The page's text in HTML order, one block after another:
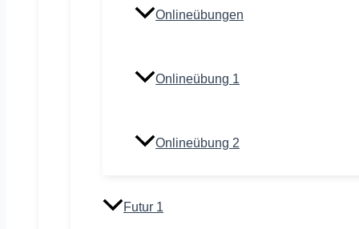
Onlineübungen
Onlineübung 1
Onlineübung 2
Futur 1